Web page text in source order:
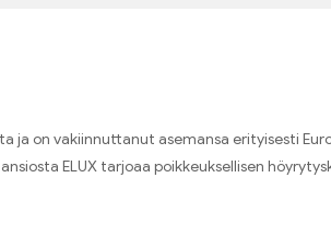
on vakiinnuttanut asemansa erityisesti
ELUX tarjoaa poikkeuksellisen